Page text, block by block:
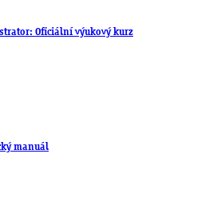
Oficiální výukový kurz
manuál